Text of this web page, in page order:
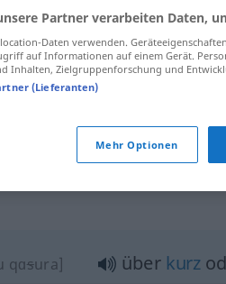
ʔam
ˈtaːr]
es istdrei
seit
qɑsura] über kurz
Partner verarbeiten Daten,
Daten verwenden.
auf Informationen auf einem Gerät.
Inhalten, Zielgruppenforschung und
(Lieferanten)
Mehr Optionen